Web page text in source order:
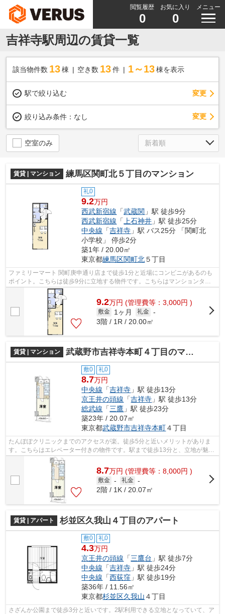
閲覧履歴
0
お気に入り
0
メニュー
吉祥寺駅周辺の賃貸一覧
該当物件数 13棟 空き数 13 件 1～13 棟を表示
駅で絞り込む 変更
絞り込み条件： なし 変更
空室のみ
賃貸 | マンション 練馬区関町北５丁目のマンション
礼0
9.2万円
西武新宿線 「武蔵関 」駅 徒歩9分
西武新宿線 「上石神井 」駅 徒歩25分
中央線 「吉祥寺 」駅 バス25分 「関町北
小学校」 停歩2分
築1年 / 20.00㎡
東京都練馬区関町北５丁目
ファミリーマート 関町庚申通り店まで徒歩1分と近場にコンビニがあるのも
ポイント。こちらは徒歩9分に立地する物件です。こちらはマンションタイ
プになります。バス停は徒歩3分以内で...
9.2万円 (管理費等：3,000円 )
敷金 1ヶ月 礼金 -
3階 / 1R / 20.00㎡
賃貸 | マンション 武蔵野市吉祥寺本町４丁目のマンション
敷0 礼0
8.7万円
中央線 「吉祥寺 」駅 徒歩13分
京王井の頭線 「吉祥寺 」駅 徒歩13分
総武線 「三鷹 」駅 徒歩23分
築23年 / 20.07㎡
東京都武蔵野市吉祥寺本町４丁目
たんぽぽクリニックまでのアクセスが楽。徒歩5分と近いメリットがありま
す。こちらはエレベーター付きの物件です。駅まで徒歩13分と、立地が魅力
的な物件です。こちらの物件はマンショ...
8.7万円 (管理費等：8,000円 )
敷金 - 礼金 -
2階 / 1K / 20.07㎡
賃貸 | アパート 杉並区久我山４丁目のアパート
敷0 礼0
4.3万円
京王井の頭線 「三鷹台 」駅 徒歩7分
中央線 「吉祥寺 」駅 徒歩24分
中央線 「西荻窪 」駅 徒歩19分
築36年 / 11.56㎡
東京都杉並区久我山 ４丁目
さざんか公園まで徒歩3分と近いです。2駅利用できる立地となっていて、ア